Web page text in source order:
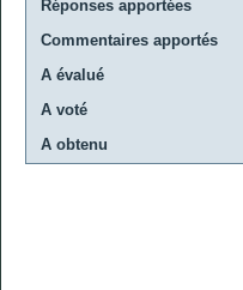
Réponses apportées
Commentaires apportés
A évalué
A voté
A obtenu